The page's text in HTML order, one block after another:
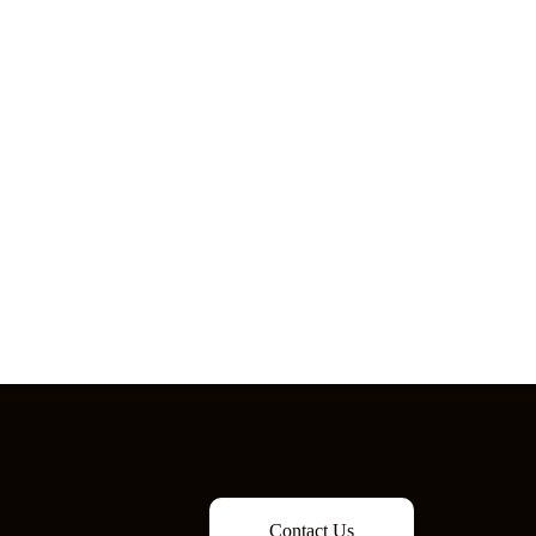
Contact Us